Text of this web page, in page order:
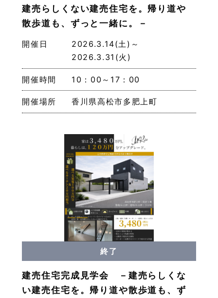
建売らしくない建売住宅を。帰り道や
散歩道も、ずっと一緒に。－
開催日
2026.3.14(土)～
2026.3.31(火)
開催時間 10：00～17：00
開催場所 香川県高松市多肥上町
終了
建売住宅完成見学会 －建売らしくな
い建売住宅を。帰り道や散歩道も、ず